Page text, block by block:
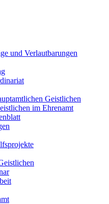
und Verlautbarungen
Geistlichen
im Ehrenamt